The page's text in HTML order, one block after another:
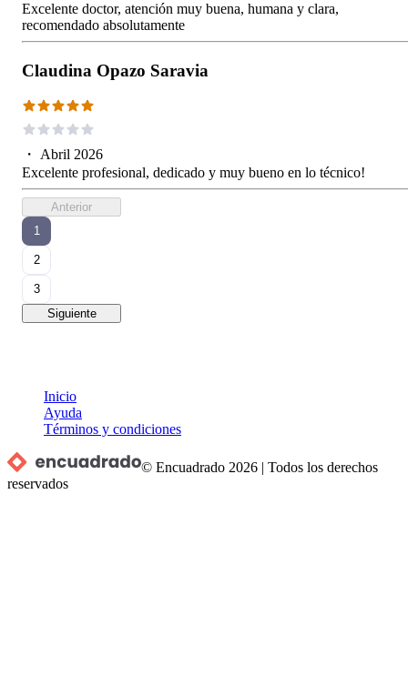
Excelente doctor, atención muy buena, humana y clara,
recomendado absolutamente
Claudina Opazo Saravia
・ Abril 2026
Excelente profesional, dedicado y muy bueno en lo técnico!
Anterior
1
2
3
Siguiente
Inicio
Ayuda
Términos y condiciones
© Encuadrado 2026 |Todos los derechos
reservados